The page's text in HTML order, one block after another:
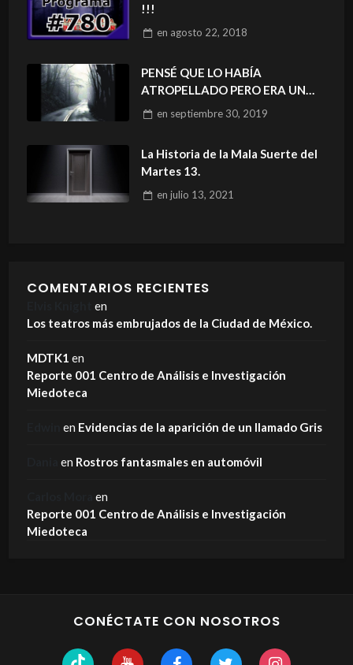
!!!
en agosto 22, 2018
PENSÉ QUE LO HABÍA
ATROPELLADO PERO ERA UN
FANTASMA
en septiembre 30, 2019
La Historia de la Mala Suerte del
Martes 13.
en julio 13, 2021
COMENTARIOS RECIENTES
en
Los teatros más embrujados de la Ciudad de México.
MDTK1 en
Reporte 001 Centro de Análisis e Investigación
Miedoteca
en Evidencias de la aparición de un llamado Gris
en Rostros fantasmales en automóvil
en
Reporte 001 Centro de Análisis e Investigación
Miedoteca
CONÉCTATE CON NOSOTROS